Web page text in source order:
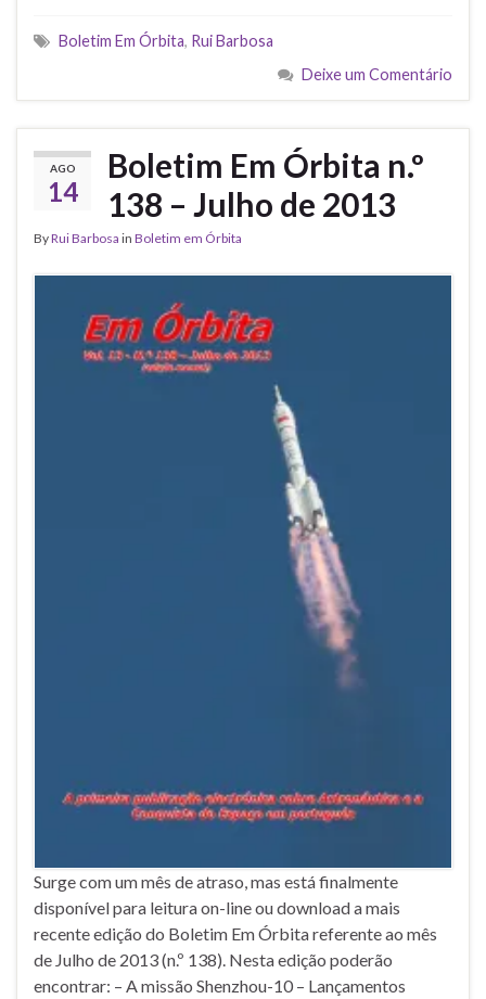
Boletim Em Órbita, Rui Barbosa
Deixe um Comentário
AGO
14
Boletim Em Órbita n.º
138 – Julho de 2013
ByRui Barbosa in Boletim em Órbita
Surge com um mês de atraso, mas está finalmente
disponível para leitura on-line ou download a mais
recente edição do Boletim Em Órbita referente ao mês
de Julho de 2013 (n.º 138). Nesta edição poderão
encontrar: – A missão Shenzhou-10 – Lançamentos